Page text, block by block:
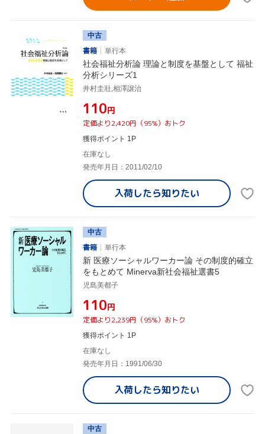
中古
書籍
単行本
社会福祉分析論 理論と制度を基盤として 福祉
分析シリーズ1
井村圭壯,相澤譲治
¥110円
定価より2,420円（95%）おトク
獲得ポイント 1P
在庫なし
発売年月日：2011/02/10
入荷したら知りたい
中古
書籍
単行本
新 医療ソーシャルワーカー論 その制度的確立
をもとめて Minerva新社会福祉選書5
児島美都子
¥110円
定価より2,239円（95%）おトク
獲得ポイント 1P
在庫なし
発売年月日：1991/06/30
入荷したら知りたい
中古